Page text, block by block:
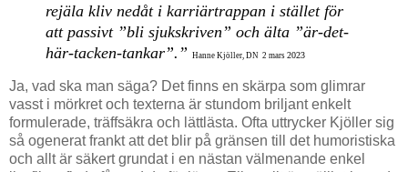
rejäla kliv nedåt i karriärtrappan i stället för
att passivt ”bli sjukskriven” och älta ”är-det-
här-tacken-tankar”.” Hanne Kjöller, DN 2 mars 2023
Ja, vad ska man säga? Det finns en skärpa som glimrar
vasst i mörkret och texterna är stundom briljant enkelt
formulerade, träffsäkra och lättlästa. Ofta uttrycker Kjöller sig
så ogenerat frankt att det blir på gränsen till det humoristiska
och allt är säkert grundat i en nästan välmenande enkel